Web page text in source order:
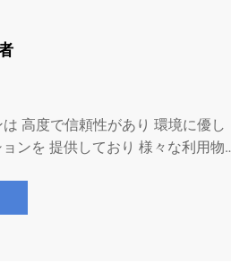
高度で信頼性があり 環境に優し
ンを 提供しており 様々な利用物